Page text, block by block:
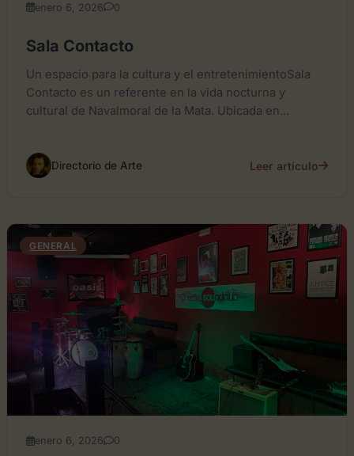
enero 6, 2026 0
Sala Contacto
Un espacio para la cultura y el entretenimientoSala
Contacto es un referente en la vida nocturna y
cultural de Navalmoral de la Mata. Ubicada en...
Directorio de Arte Leer artículo
GENERAL
enero 6, 2026 0